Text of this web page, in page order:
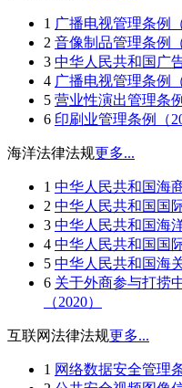
1 广播电视管理条例（
2 音像制品管理条例（
3 中华人民共和国广
4 广播电视管理条例（
5 营业性演出管理条例
6 印刷业管理条例（
海洋法律法规更多...
1 中华人民共和国海
2 中华人民共和国国
3 中华人民共和国海
4 中华人民共和国国
5 中华人民共和国海
6 关于外商参与打捞
（2020）
互联网法律法规更多...
1 网络数据安全管理